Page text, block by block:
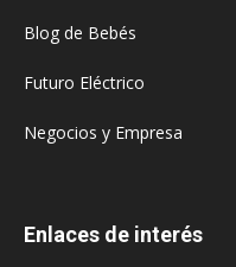
Blog de Bebés
Futuro Eléctrico
Negocios y Empresa
Enlaces de interés